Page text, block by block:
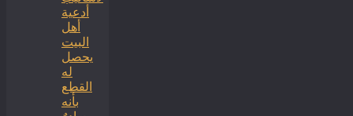
أدعية
أهل
البيت
يحصل
له
القطع
بأنه